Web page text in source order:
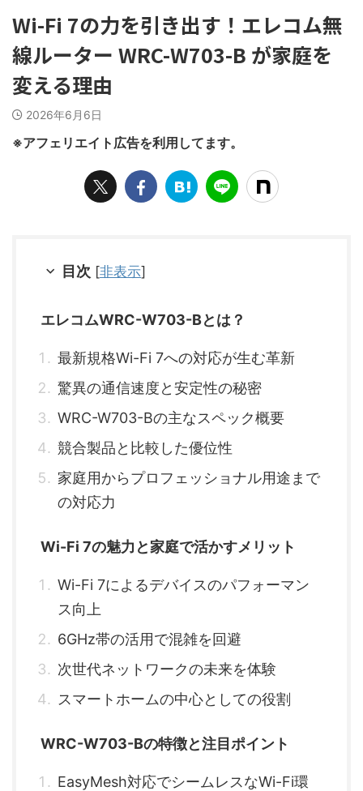
Wi-Fi 7の力を引き出す！エレコム無
線ルーター WRC-W703-B が家庭を
変える理由
2026年6月6日
※アフェリエイト広告を利用してます。
目次 [非表示]
エレコムWRC-W703-Bとは？
最新規格Wi-Fi 7への対応が生む革新
驚異の通信速度と安定性の秘密
WRC-W703-Bの主なスペック概要
競合製品と比較した優位性
家庭用からプロフェッショナル用途まで
の対応力
Wi-Fi 7の魅力と家庭で活かすメリット
Wi-Fi 7によるデバイスのパフォーマン
ス向上
6GHz帯の活用で混雑を回避
次世代ネットワークの未来を体験
スマートホームの中心としての役割
WRC-W703-Bの特徴と注目ポイント
EasyMesh対応でシームレスなWi-Fi環